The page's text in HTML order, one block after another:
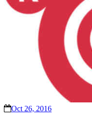
Oct 26, 2016